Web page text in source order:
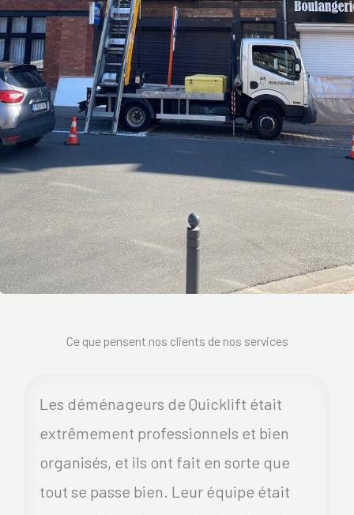
Ce que pensent nos clients de nos services
Les déménageurs de Quicklift était
extrêmement professionnels et bien
organisés, et ils ont fait en sorte que
tout se passe bien. Leur équipe était